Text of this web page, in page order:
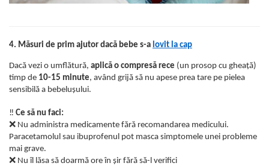
4. Măsuri de prim ajutor dacă bebe s-a lovit la cap
Dacă vezi o umflătură, aplică o compresă rece (un prosop cu gheață)
timp de 10-15 minute, având grijă să nu apese prea tare pe pielea
sensibilă a bebelușului.
‼️ Ce să nu faci:
❌ Nu administra medicamente fără recomandarea medicului.
Paracetamolul sau ibuprofenul pot masca simptomele unei probleme
mai grave.
❌ Nu îl lăsa să doarmă ore în șir fără să-l verifici